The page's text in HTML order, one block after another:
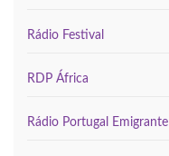
Rádio Festival
RDP África
Rádio Portugal Emigrante